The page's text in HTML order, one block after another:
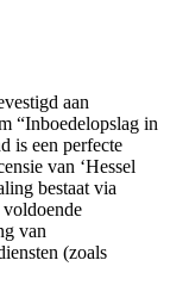
aan
“Inboedelopslag in
is een perfecte
van ‘Hessel
bestaat via
van
(zoals